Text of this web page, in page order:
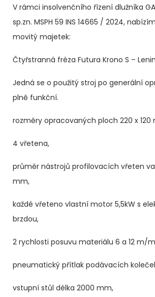
V rámci insolvenčního řízení dlužníka
sp.zn. MSPH 59 INS 14665 / 2024,
movitý majetek:
Čtyřstranná fréza Futura Krono S –
Jedná se o použitý stroj po generální
plně funkční.
rozměry opracovaných ploch 220 x 120
4 vřetena,
průměr nástrojů profilovacích vřeten
mm,
každé vřeteno vlastní motor 5,5kW s
brzdou,
2 rychlosti posuvu materiálu 6 a 12 m/
pneumatický přítlak podávacích
vstupní stůl délka 2000 mm,